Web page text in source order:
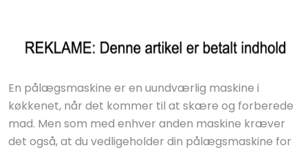
En pålægsmaskine er en uundværlig maskine i
køkkenet, når det kommer til at skære og forberede
mad. Men som med enhver anden maskine kræver
det også, at du vedligeholder din pålægsmaskine for